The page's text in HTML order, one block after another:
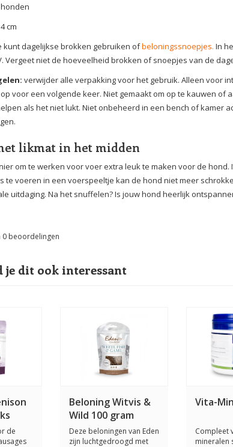
cm
kunt dagelijkse brokken gebruiken ofbeloningssnoepjes. In
Vergeet niet de hoeveelheid brokken of snoepjes van de
verwijder alle verpakking voor het gebruik. Alleen voor
voor een volgende keer. Niet gemaakt om op te kauwen
als het niet lukt. Niet onbeheerd in een bench of kamer
likmat in het midden
om te werken voor voer extra leuk te maken voor de
te voeren in een voerspeeltje kan de hond niet meer
uitdaging. Na het snuffelen? Is jouw hond heerlijk
0 beoordelingen
dit ook interessant
de
Beloning Witvis &
Wild 100 gram
Deze beloningen van Eden
zijn luchtgedroogd met
Vita-
Compleet
mineralen